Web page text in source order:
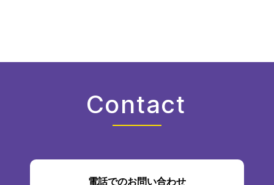
Contact
電話でのお問い合わせ